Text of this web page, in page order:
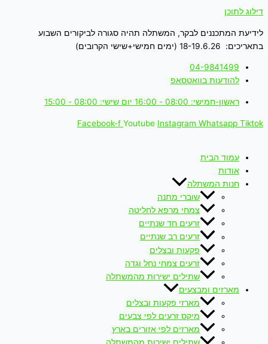
דילוג לתוכן
לידיעת המתכננים לבקר, המשתלה תהיה סגורה לביקורים השבוע
בתאריכים: 18-19.6.26 (ימים חמישי+שישי הקרובים)
04-9841499
להודעות בוואטסאפ
ראשון-חמישי: 08:00 - 16:00 יום שישי: 08:00 - 15:00
Facebook-f Youtube Instagram Whatsapp Tiktok
עמוד הבית
אודות
חנות המשתלה
שוברי מתנה
צמחי מרפא לחליטה
זרעים חד שנתיים
זרעים רב שנתיים
פקעות ובצלים
זרעים צמחי נחל וגדה
שתילים ישירות מהמשתלה
מארזים ומבצעים
מארזי פקעות ובצלים
מיקס זרעים לפי צבעים
מארזים לפי אזורים בארץ
שתילים ישירות מהמשתלה